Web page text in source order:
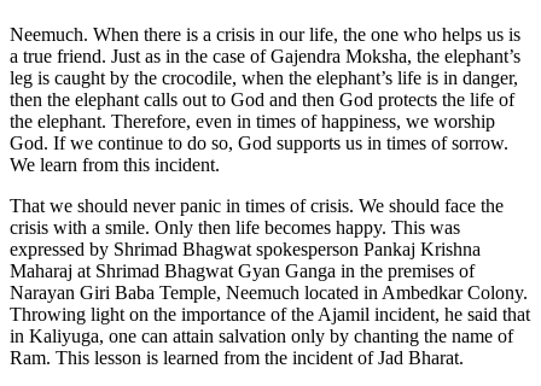
Neemuch. When there is a crisis in our life, the one who helps us is
a true friend. Just as in the case of Gajendra Moksha, the elephant’s
leg is caught by the crocodile, when the elephant’s life is in danger,
then the elephant calls out to God and then God protects the life of
the elephant. Therefore, even in times of happiness, we worship
God. If we continue to do so, God supports us in times of sorrow.
We learn from this incident.
That we should never panic in times of crisis. We should face the
crisis with a smile. Only then life becomes happy. This was
expressed by Shrimad Bhagwat spokesperson Pankaj Krishna
Maharaj at Shrimad Bhagwat Gyan Ganga in the premises of
Narayan Giri Baba Temple, Neemuch located in Ambedkar Colony.
Throwing light on the importance of the Ajamil incident, he said that
in Kaliyuga, one can attain salvation only by chanting the name of
Ram. This lesson is learned from the incident of Jad Bharat.